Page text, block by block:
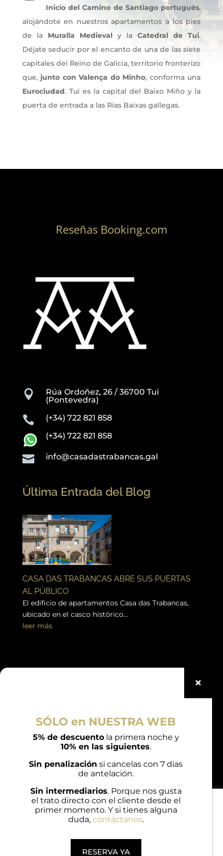
Inicio del Camino de Santiago portugués,
alojándote en nuestros apartamentos a los pies
de la Muralla Medievaly laCatedral de Tui.
Déjate seducir por el encanto de una de las siete
capitales del Reino de Galicia, territorio fronterizo
que,junto con Valença do Minho, conforma una
Eurociudad. Tui es la capital del Baixo Miño y la
puerta de entrada a las Rías Baixas gallegas.
Reseñas Booking.com

Rúa Ordoñez, 26 / 36700 Tui
(Pontevedra)

(+34) 722 821 858
(+34) 722 821 858
 info@casadastrabancas.gal
Última Entrada del Blog
CASA DAS TRABANCAS ABRE SUS PUERTAS
AL PÚBLICO
El edificio de apartamentos Casa das Trabancas,
ubicado en el casco histórico...
leer más
Aviso Legal
Política de Privacidad
Política de Cookies
EnfoquesTIC
Utilizamos cookies en nuestro sitio web para ofrecerte la
experiencia más relevante al recordar tus preferencias y
visitas repetidas. Al hacer clic en "Aceptar todas",
puedes visitar "Configuración de cookies" para dar un
consentimiento controlado.
SÓLO en NUESTRA WEB
5% de descuentola primera noche y
10% en las siguientes.
Sin penalización si cancelas con 7 días
de antelación.
Sin intermediarios. Porque nos gusta
el trato directo con el cliente desde el
primer momento. Y si tienes alguna
duda, contáctanos.
RESERVA YA